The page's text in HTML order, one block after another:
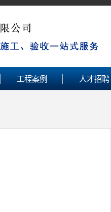
工程案例 人才招聘